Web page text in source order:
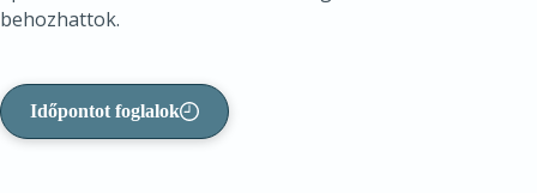
behozhattok.
Időpontot foglalok